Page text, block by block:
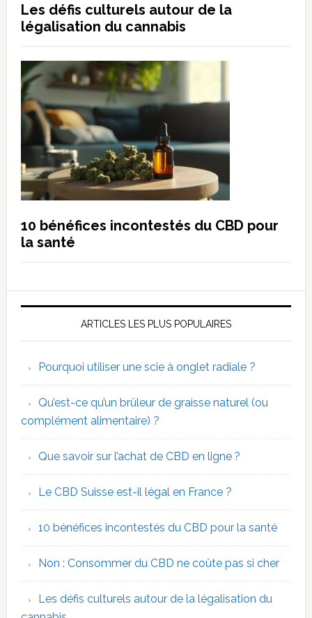
Les défis culturels autour de la
légalisation du cannabis
10 bénéfices incontestés du CBD pour
la santé
ARTICLES LES PLUS POPULAIRES
Pourquoi utiliser une scie à onglet radiale ?
Qu’est-ce qu’un brûleur de graisse naturel (ou
complément alimentaire) ?
Que savoir sur l’achat de CBD en ligne ?
Le CBD Suisse est-il légal en France ?
10 bénéfices incontestés du CBD pour la santé
Non : Consommer du CBD ne coûte pas si cher
Les défis culturels autour de la légalisation du